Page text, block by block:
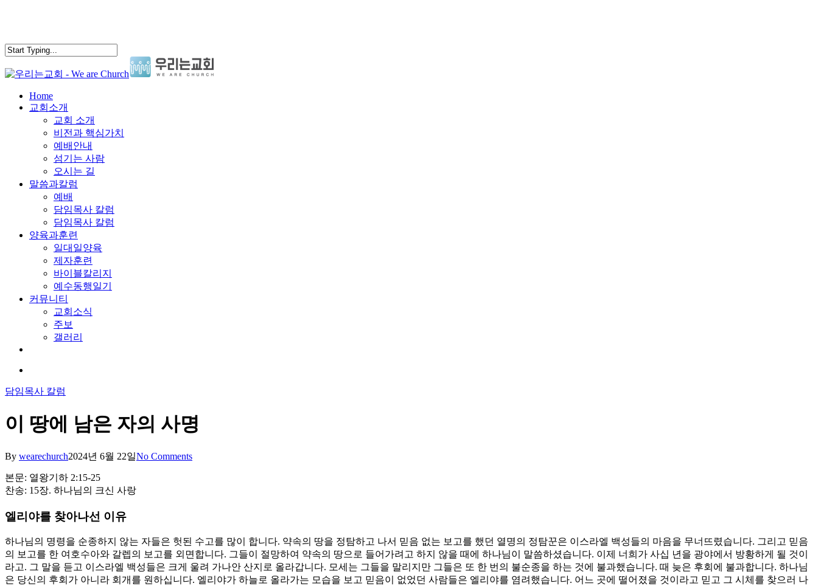
content
search
Menu
Home
교회소개
교회 소개
비전과 핵심가치
예배안내
섬기는 사람
오시는 길
말씀과칼럼
예배
담임목사 칼럼
담임목사 칼럼
양육과훈련
일대일양육
제자훈련
바이블칼리지
예수동행일기
커뮤니티
교회소식
주보
갤러리
담임목사 칼럼
이 땅에 남은 자의 사명
By wearechurch2024년 6월 22일No Comments
본문: 열왕기하 2:15-25
찬송: 15장. 하나님의 크신 사랑
엘리야를 찾아나선 이유
하나님의 명령을 순종하지 않는 자들은 헛된 수고를 많이 합니다. 약속의 땅을 정탐하고 나서 믿음 없는 보고를 했던 열명의 정탐꾼은 이스라엘 백성들의 마음을 무너뜨렸습니다. 그리고 믿음
의 보고를 한 여호수아와 갈렙의 보고를 외면합니다. 그들이 절망하여 약속의 땅으로 들어가려고 하지 않을 때에 하나님이 말씀하셨습니다. 이제 너희가 사십 년을 광야에서 방황하게 될 것이
라고. 그 말을 듣고 이스라엘 백성들은 크게 울려 가나안 산지로 올라갑니다. 모세는 그들을 말리지만 그들은 또 한 번의 불순종을 하는 것에 불과했습니다. 때 늦은 후회에 불과합니다. 하나님
은 당신의 후회가 아니라 회개를 원하십니다. 엘리야가 하늘로 올라가는 모습을 보고 믿음이 없었던 사람들은 엘리야를 염려했습니다. 어느 곳에 떨어졌을 것이라고 믿고 그 시체를 찾으러 나